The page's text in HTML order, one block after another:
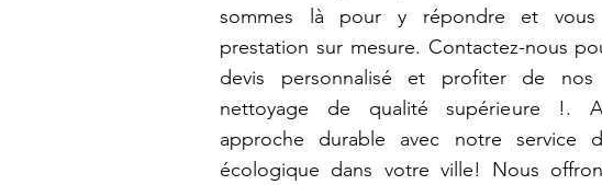
sommes là pour y répondre et vous
prestation sur mesure. Contactez-nous
devis personnalisé et profiter de nos
nettoyage de qualité supérieure !.
approche durable avec notre service
écologique dans votre ville! Nous